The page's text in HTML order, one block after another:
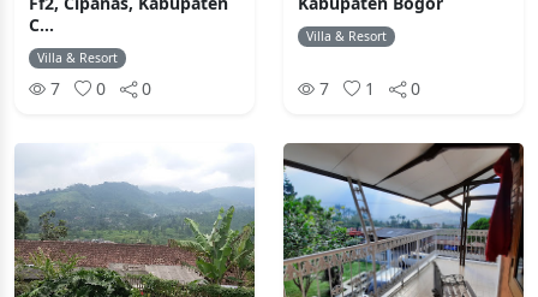
C...
Villa & Resort
7 0 0
Villa & Resort
7 1 0